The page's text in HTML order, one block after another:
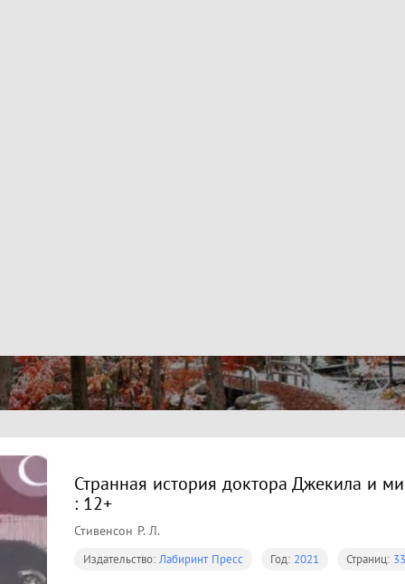
Странная история доктора Джекила и
: 12+
Стивенсон Р. Л.
Издательство: Лабиринт Пресс Год: 2021 Страниц: